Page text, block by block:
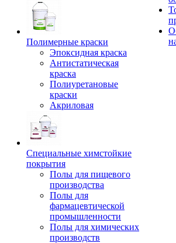
Полимерные краски
Эпоксидная краска
Антистатическая
краска
Полиуретановые
краски
Акриловая
Специальные химстойкие
покрытия
Полы для пищевого
производства
Полы для
фармацевтической
промышленности
Полы для химических
производств